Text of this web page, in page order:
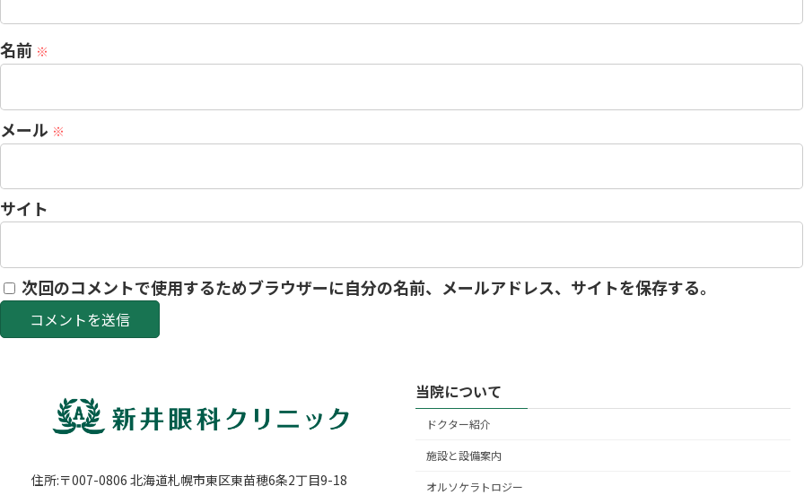
名前 ※
メール ※
サイト
次回のコメントで使用するためブラウザーに自分の名前、メールアドレス、サイトを保存する。
住所:〒007-0806 北海道札幌市東区東苗穂6条2丁目9-18
当院について
ドクター紹介
施設と設備案内
オルソケラトロジー